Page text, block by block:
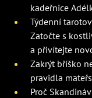
kadeřnice
Týdenní
Zatočte s
a přivítejte
Zakrýt bříško
pravidla
Proč